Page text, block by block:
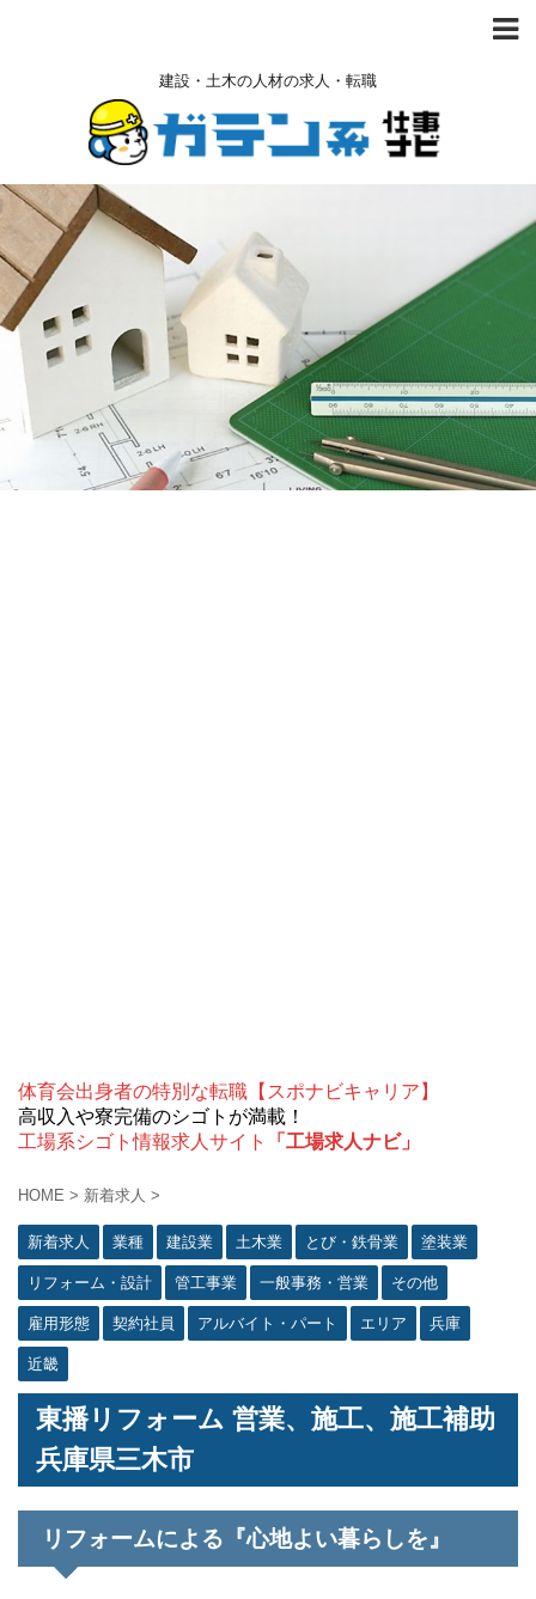
建設・土木の人材の求人・転職
体育会出身者の特別な転職【スポナビキャリア】
高収入や寮完備のシゴトが満載！
工場系シゴト情報求人サイト
「工場求人ナビ」
HOME > 新着求人 >
新着求人 業種 建設業 土木業 とび・鉄骨業 塗装業
リフォーム・設計 管工事業 一般事務・営業 その他
雇用形態 契約社員 アルバイト・パート エリア 兵庫
近畿
東播リフォーム 営業、施工、施工補助
兵庫県三木市
リフォームによる『心地よい暮らしを』